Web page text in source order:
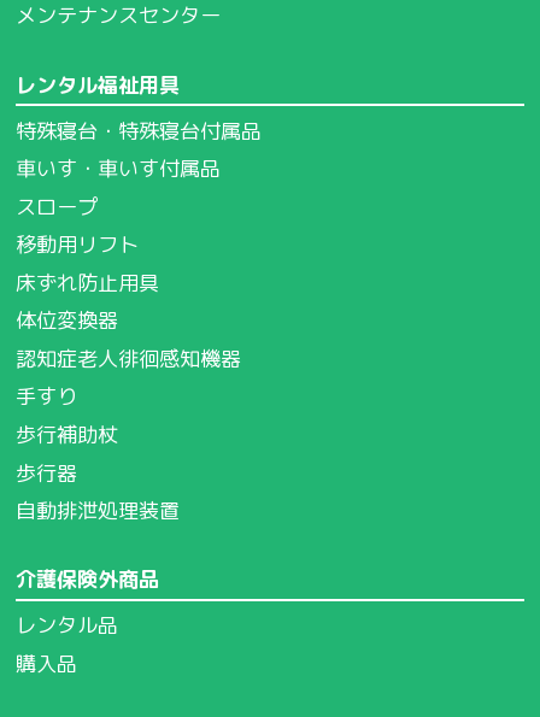
メンテナンスセンター
レンタル福祉用具
特殊寝台・特殊寝台付属品
車いす・車いす付属品
スロープ
移動用リフト
床ずれ防止用具
体位変換器
認知症老人徘徊感知機器
手すり
歩行補助杖
歩行器
自動排泄処理装置
介護保険外商品
レンタル品
購入品